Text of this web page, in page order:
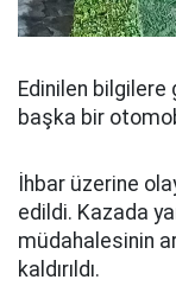
Edinilen bilgilere
başka bir
İhbar üzerine
edildi. Kazada
müdahalesinin
kaldırıldı.